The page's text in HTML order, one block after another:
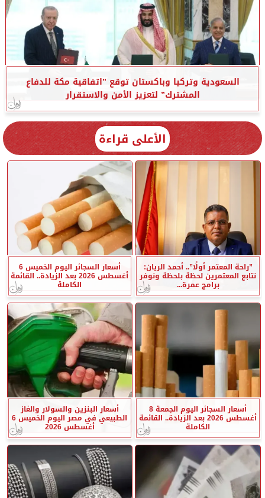
السعودية وتركيا وباكستان توقع ”اتفاقية مكة للدفاع
المشترك” لتعزيز الأمن والاستقرار
الأعلى قراءة
”راحة المعتمر أولًا”.. أحمد الريان:
نتابع المعتمرين لحظة بلحظة ونوفر
برامج عمرة...
أسعار السجائر اليوم الخميس 6
أغسطس 2026 بعد الزيادة.. القائمة
الكاملة
أسعار السجائر اليوم الجمعة 8
أغسطس 2026 بعد الزيادة.. القائمة
الكاملة
أسعار البنزين والسولار والغاز
الطبيعي في مصر اليوم الخميس 6
أغسطس 2026